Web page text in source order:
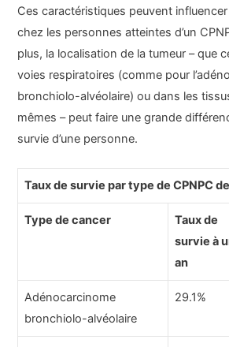
Ces caractéristiques peuvent
chez les personnes atteintes d’un
plus, la localisation de la tumeur – que
voies respiratoires (comme pour
bronchiolo-alvéolaire) ou dans les
mêmes – peut faire une grande
survie d’une personne.
Taux de survie par type de CPNPC
Type de cancer
Taux de
survie à
an
Adénocarcinome
bronchiolo-alvéolaire
29.1%